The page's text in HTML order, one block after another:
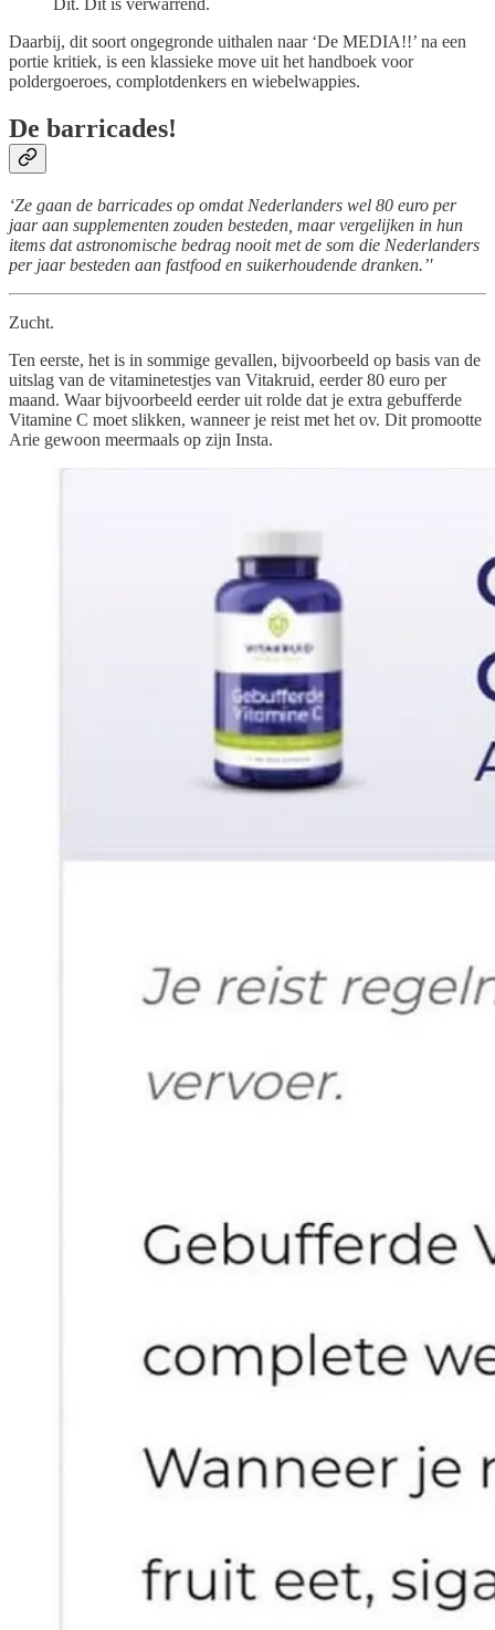
Daarbij, dit soort ongegronde uithalen naar ‘De MEDIA!!’ na een
portie kritiek, is een klassieke move uit het handboek voor
poldergoeroes, complotdenkers en wiebelwappies.
De barricades!
‘Ze gaan de barricades op omdat Nederlanders wel 80 euro per
jaar aan supplementen zouden besteden, maar vergelijken in hun
items dat astronomische bedrag nooit met de som die Nederlanders
per jaar besteden aan fastfood en suikerhoudende dranken.’'
Zucht.
Ten eerste, het is in sommige gevallen, bijvoorbeeld op basis van de
uitslag van de vitaminetestjes van Vitakruid, eerder 80 euro per
maand. Waar bijvoorbeeld eerder uit rolde dat je extra gebufferde
Vitamine C moet slikken, wanneer je reist met het ov. Dit promootte
Arie gewoon meermaals op zijn Insta.